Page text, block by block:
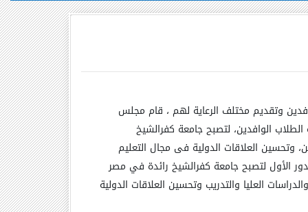
وتقديم مختلف الرعاية لهم ، قام مجلس
على إنشاء مكتب رعاية الطلاب الوافدين، لتصبح جامعة كفرالشيخ
وتحسين العلاقات الدولية فى مجال التعليم
الأول لتصبح جامعة كفرالشيخ رائدة في مصر
العليا والتدريب وتحسين العلاقات الدولية